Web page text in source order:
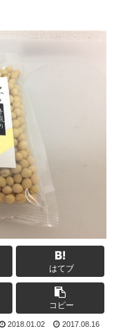
はてブ
コピー
2018.01.02 2017.08.16